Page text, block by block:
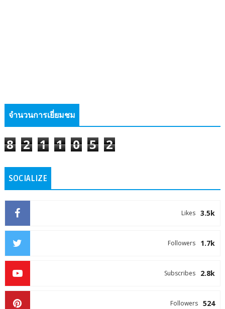
จำนวนการเยี่ยมชม
8 2 1 1 0 5 2
SOCIALIZE
3.5k
Likes
1.7k
Followers
2.8k
Subscribes
524
Followers